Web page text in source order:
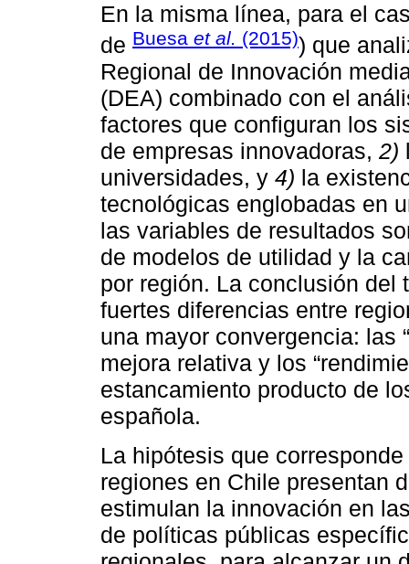
En la misma línea, para el
de Buesa et al. (2015)) que
Regional de Innovación
(DEA) combinado con el
factores que configuran los
de empresas innovadoras, 2)
universidades, y 4) la
tecnológicas englobadas en
las variables de resultados
de modelos de utilidad y la
por región. La conclusión del
fuertes diferencias entre
una mayor convergencia: las
mejora relativa y los
estancamiento producto de
española.
La hipótesis que
regiones en Chile presentan
estimulan la innovación en
de políticas públicas